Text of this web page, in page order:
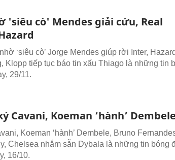
'siêu cò' Mendes giải cứu, Real
‘siêu cò’ Jorge Mendes giúp rời Inter,
Klopp tiếp tục báo tin xấu Thiago là những tin
29/11.
Cavani, Koeman ‘hành’
Koeman ‘hành’ Dembele, Bruno
Chelsea nhắm sẵn Dybala là những tin bóng
16/10.